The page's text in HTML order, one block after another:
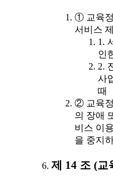
① 교육정
서비스
1.
인
2.
사
때
② 교육정
의 장애
비스 이
을 중지
제 14 조 (교